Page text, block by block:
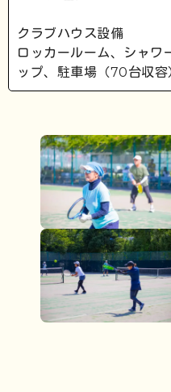
クラブハウス設備
ロッカールーム、シャワ
ップ、駐車場（70台収容